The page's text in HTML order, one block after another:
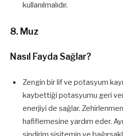
kullanılmalıdır.
8. Muz
Nasıl Fayda Sağlar?
Zengin bir lif ve potasyum
kaybettiği potasyumu geri
enerjiyi de sağlar.
hafiflemesine yardım eder.